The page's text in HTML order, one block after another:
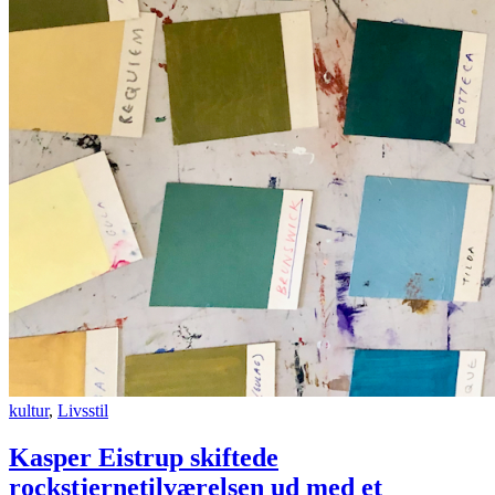
kultur, Livsstil
Kasper Eistrup skiftede
rockstjernetilværelsen ud med et